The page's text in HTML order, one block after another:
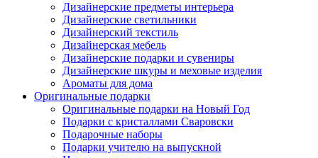
Дизайнерские предметы интерьера
Дизайнерские светильники
Дизайнерский текстиль
Дизайнерская мебель
Дизайнерские подарки и сувениры
Дизайнерские шкуры и меховые изделия
Ароматы для дома
Оригинальные подарки
Оригинальные подарки на Новый Год
Подарки с кристаллами Сваровски
Подарочные наборы
Подарки учителю на выпускной